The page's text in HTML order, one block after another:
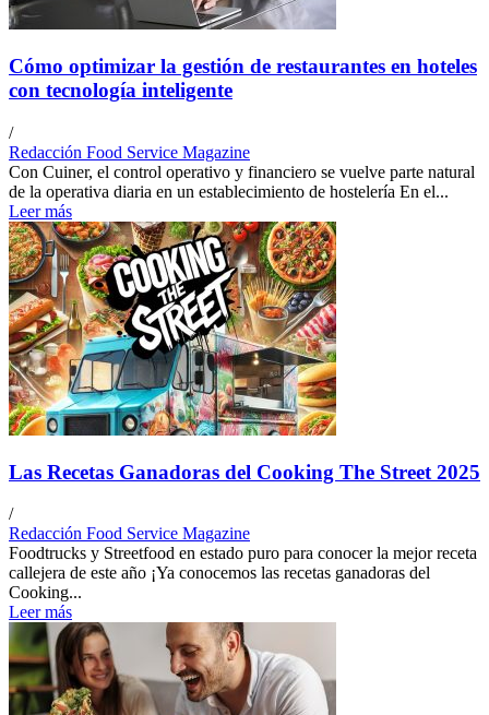
Cómo optimizar la gestión de restaurantes en hoteles
con tecnología inteligente
/
Redacción Food Service Magazine
Con Cuiner, el control operativo y financiero se vuelve parte natural
de la operativa diaria en un establecimiento de hostelería En el...
Leer más
Las Recetas Ganadoras del Cooking The Street 2025
/
Redacción Food Service Magazine
Foodtrucks y Streetfood en estado puro para conocer la mejor receta
callejera de este año ¡Ya conocemos las recetas ganadoras del
Cooking...
Leer más